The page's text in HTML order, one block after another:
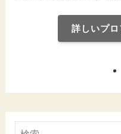
詳しいプ